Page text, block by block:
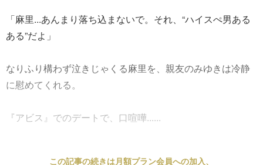
「麻里...あんまり落ち込まないで。それ、“ハイスぺ男ある
ある”だよ」
なりふり構わず泣きじゃくる麻里を、親友のみゆきは冷静
に慰めてくれる。
『アビス』でのデートで、口喧嘩......
この記事の続きは月額プラン会員への加入、